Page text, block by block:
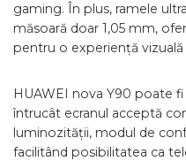
gaming. În plus, ramele
măsoară doar 1,05 mm,
pentru o experiență
HUAWEI nova Y90 poate
întrucât ecranul acceptă
luminozității, modul de
facilitând posibilitatea ca